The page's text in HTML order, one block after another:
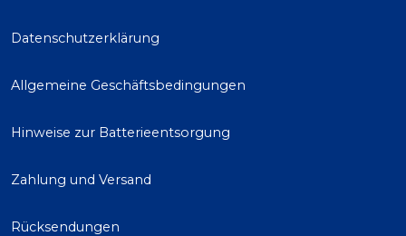
Datenschutzerklärung
Allgemeine Geschäftsbedingungen
Hinweise zur Batterieentsorgung
Zahlung und Versand
Rücksendungen